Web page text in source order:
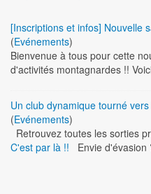
[Inscriptions et infos] Nouvelle
(Evénements)
Bienvenue à tous pour cette
d'activités montagnardes !!
Un club dynamique tourné
(Evénements)
Retrouvez toutes les sorties
C'est par là !! Envie d'évasion